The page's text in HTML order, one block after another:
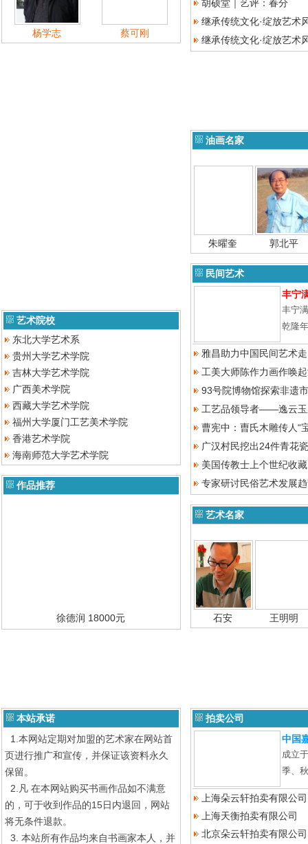
杨学志 蔡可刚
胡硕堂｜艺评：春分
继承传统文化·绽放艺术
继承传统文化·绽放艺术
艺术院校
东北大学艺术系
贵州大学艺术学院
吉林大学艺术学院
广西美术学院
西藏大学艺术学院
福州大学厦门工艺美术学院
香港艺术学院
海南师范大学艺术学院
作品推荐
徐德润 18000元
油画名家
朱曜奎 郭北平
民间艺术
丰宁
丰宁
乾隆
雅昌助力中国民间艺术
工美大师陈作力画作唤
93号院博物馆探索非遗
工艺品领导者——逸云
曹宪中：曺氏木雕传人“
广汉村民挖出24件青花
美国传教士上个世纪收
专家研讨民俗艺术发展
艺术名家
石安 王明明
本站承诺
1.本网站定期对加盟的艺术家在网站首
页进行推广和宣传，并保证该资料永久
保留。
2.凡 在本网站购买书画作品如不满意
的，可于收到作品的15日内退回，网站
将无条件退款。
3. 本站所有作品均来自书画家本人，并
拍卖公司
中国
成立
季、
上海朵云轩拍卖有限公司
上海天衡拍卖有限公司
北京朵云轩拍卖有限公司